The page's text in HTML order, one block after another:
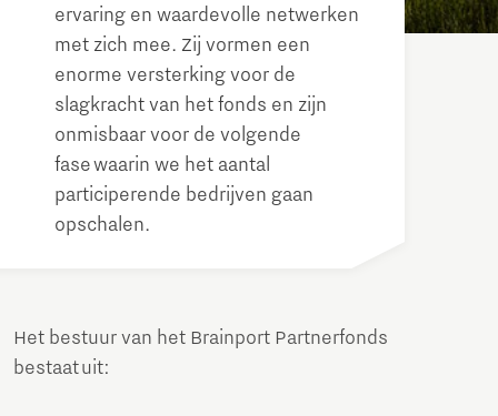
ervaring en waardevolle netwerken
met zich mee. Zij vormen een
enorme versterking voor de
slagkracht van het fonds en zijn
onmisbaar voor de volgende
fase waarin we het aantal
participerende bedrijven gaan
opschalen.
Het bestuur van het Brainport Partnerfonds
bestaat uit: